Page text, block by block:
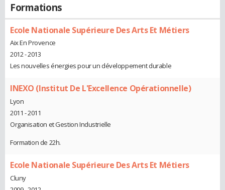
Formations
Ecole Nationale Supérieure Des Arts Et Métiers
Aix En Provence
2012 - 2013
Les nouvelles énergies pour un développement durable
INEXO (Institut De L'Excellence Opérationnelle)
Lyon
2011 - 2011
Organisation et Gestion Industrielle
Formation de 22h.
Ecole Nationale Supérieure Des Arts Et Métiers
Cluny